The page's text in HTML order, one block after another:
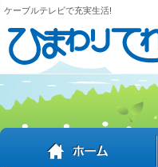
ケーブルテレビで充実生活!